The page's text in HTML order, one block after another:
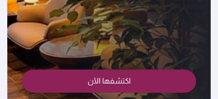
اكتشفها الآن